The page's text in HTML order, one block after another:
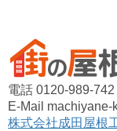
電話 0120-989-742
E-Mail
株式会社成田屋根